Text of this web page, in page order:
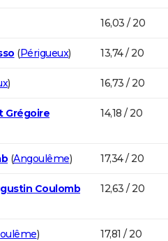
16,03 / 20
(Périgueux) 13,74 / 20
) 16,73 / 20
Grégoire
14,18 / 20
(Angoulême) 17,34 / 20
Coulomb
12,63 / 20
) 17,81 / 20